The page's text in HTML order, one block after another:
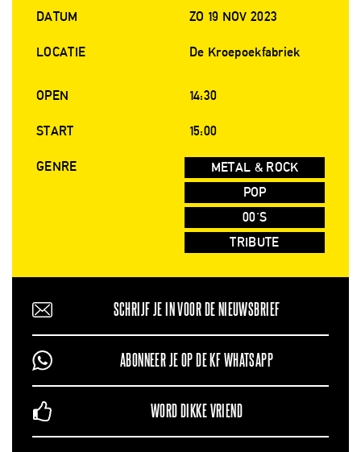
DATUM ZO 19 NOV 2023
LOCATIE De Kroepoekfabriek
OPEN 14:30
START 15:00
GENRE
METAL & ROCK
POP
00'S
TRIBUTE
SCHRIJF JE IN VOOR DE NIEUWSBRIEF
ABONNEER JE OP DE KF WHATSAPP
WORD DIKKE VRIEND